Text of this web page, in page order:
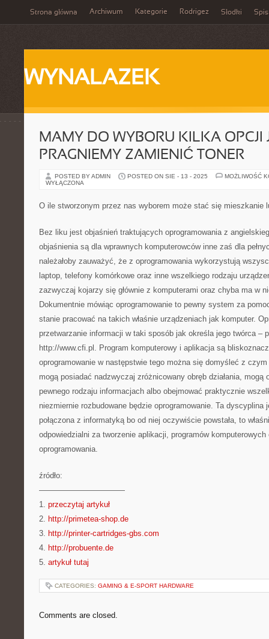
Strona główna Archiwum Kategorie Rodrigez Słodki Spis
WYNALAZEK
MAMY DO WYBORU KILKA OPCJI
PRAGNIEMY ZAMIENIĆ TONER
POSTED BY ADMIN POSTED ON SIE - 13 - 2025
MOŻLIWOŚĆ
WYŁĄCZONA
O ile stworzonym przez nas wyborem może stać się mieszkanie
Bez liku jest objaśnień traktujących oprogramowania z
objaśnienia są dla wprawnych komputerowców inne zaś dla
należałoby zauważyć, że z oprogramowania wykorzystują
laptop, telefony komórkowe oraz inne wszelkiego rodzaju
zazwyczaj kojarzy się głównie z komputerami oraz chyba ma w
Dokumentnie mówiąc oprogramowanie to pewny system za
stanie pracować na takich właśnie urządzeniach jak komputer.
przetwarzanie informacji w taki sposób jak określa jego twórca –
http://www.cfi.pl. Program komputerowy i aplikacja są
oprogramowanie w następstwie tego można się domyśleć z
mogą posiadać nadzwyczaj zróżnicowany obręb działania, mogą
pewnego rodzaju informacjach albo obejmować praktycznie
niezmiernie rozbudowane będzie oprogramowanie. Ta dyscyplina
połączona z informatyką bo od niej oczywiście powstała, to
odpowiedzialni za tworzenie aplikacji, programów komputerowych
oprogramowania.
źródło:
———————————
1. przeczytaj artykuł
2. http://primetea-shop.de
3. http://printer-cartridges-gbs.com
4. http://probuente.de
5. artykuł tutaj
CATEGORIES: GAMING & E-SPORT HARDWARE
Comments are closed.